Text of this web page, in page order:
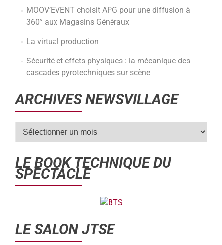
MOOV’EVENT choisit APG pour une diffusion à
360° aux Magasins Généraux
La virtual production
Sécurité et effets physiques : la mécanique des
cascades pyrotechniques sur scène
ARCHIVES NEWSVILLAGE
LE BOOK TECHNIQUE DU
SPECTACLE
LE SALON JTSE